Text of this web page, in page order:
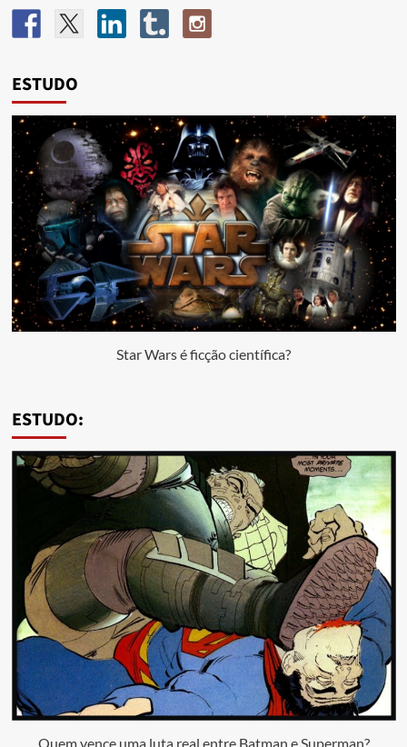
ESTUDO
Star Wars é ficção científica?
ESTUDO:
Quem vence uma luta real entre Batman e Superman?